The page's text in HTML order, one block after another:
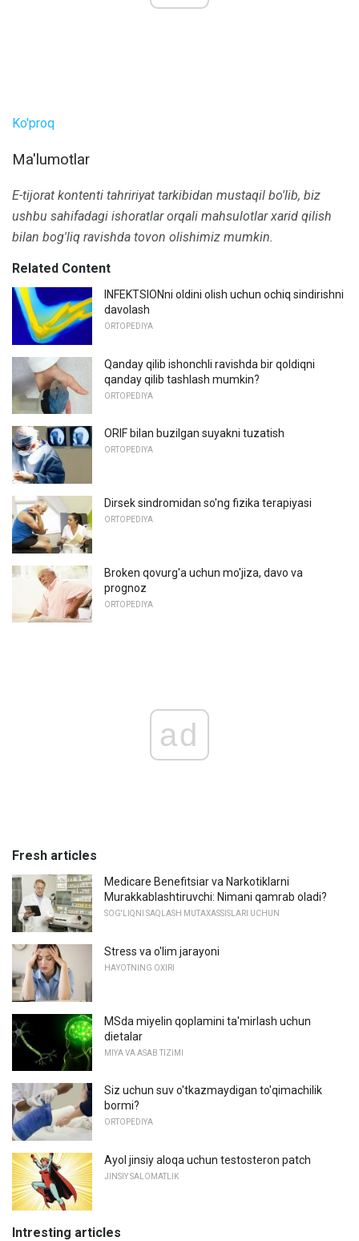
Ko'proq
Ma'lumotlar
E-tijorat kontenti tahririyat tarkibidan mustaqil bo'lib, biz
ushbu sahifadagi ishoratlar orqali mahsulotlar xarid qilish
bilan bog'liq ravishda tovon olishimiz mumkin.
Related Content
INFEKTSIONni oldini olish uchun ochiq sindirishni
davolash
ORTOPEDIYA
Qanday qilib ishonchli ravishda bir qoldiqni
qanday qilib tashlash mumkin?
ORTOPEDIYA
ORIF bilan buzilgan suyakni tuzatish
ORTOPEDIYA
Dirsek sindromidan so'ng fizika terapiyasi
ORTOPEDIYA
Broken qovurg'a uchun mo'jiza, davo va
prognoz
ORTOPEDIYA
ad
Fresh articles
Medicare Benefitsiar va Narkotiklarni
Murakkablashtiruvchi: Nimani qamrab oladi?
SOG'LIQNI SAQLASH MUTAXASSISLARI UCHUN
Stress va o'lim jarayoni
HAYOTNING OXIRI
MSda miyelin qoplamini ta'mirlash uchun
dietalar
MIYA VA ASAB TIZIMI
Siz uchun suv o'tkazmaydigan to'qimachilik
bormi?
ORTOPEDIYA
Ayol jinsiy aloqa uchun testosteron patch
JINSIY SALOMATLIK
Intresting articles